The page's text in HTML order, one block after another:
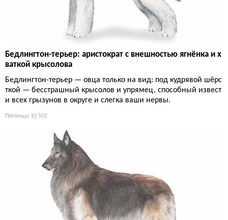
Бедлингтон-терьер: аристократ с внешностью ягнёнка и х
ваткой крысолова
Бедлингтон-терьер — овца только на вид: под кудрявой шёрс
ткой — бесстрашный крысолов и упрямец, способный извест
и всех грызунов в округе и слегка ваши нервы.
Питомцы 10 502